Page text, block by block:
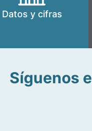
Datos y cifras
Síguenos